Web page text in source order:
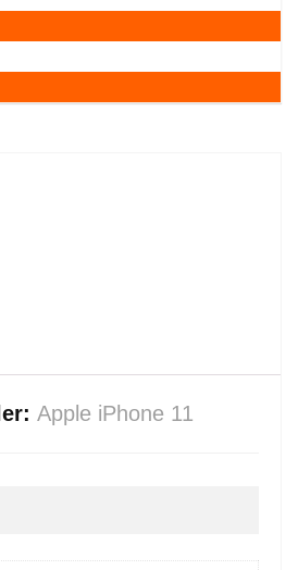
Apple iPhone 11